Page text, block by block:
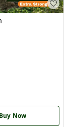
Buy Now